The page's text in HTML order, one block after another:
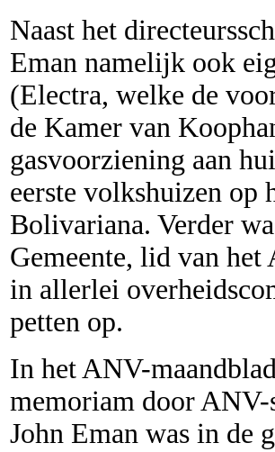
Naast het
Eman namelijk ook
(Electra, welke de
de Kamer van
gasvoorziening aan
eerste volkshuizen op
Bolivariana. Verder
Gemeente, lid van
in allerlei
petten op.
In het ANV-
memoriam door ANV-
John Eman was in de